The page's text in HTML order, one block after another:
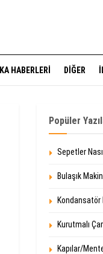
HABERLERI DIĞER
Popüler
Sepetler
Bulaşık
Kondansatör
Kurutmalı
Kapılar/